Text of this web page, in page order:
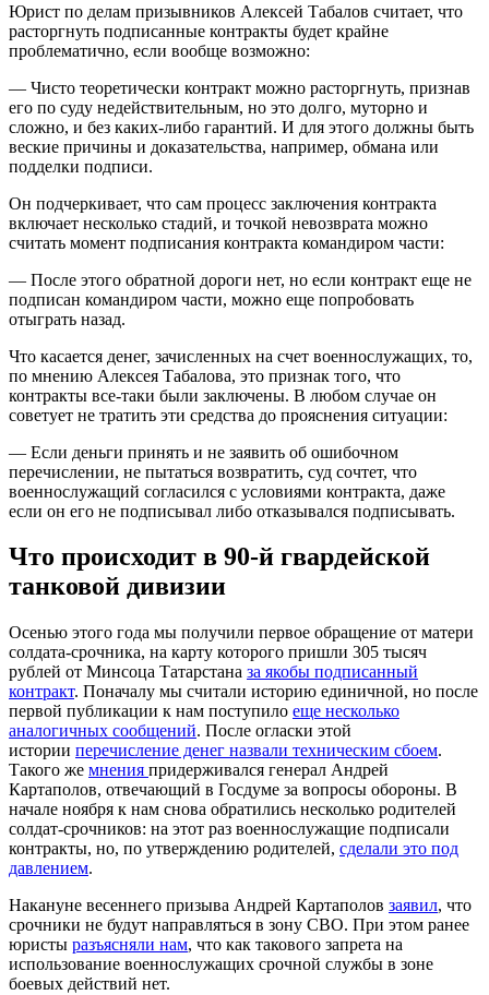
Юрист по делам призывников Алексей Табалов считает, что
расторгнуть подписанные контракты будет крайне
проблематично, если вообще возможно:
— Чисто теоретически контракт можно расторгнуть, признав
его по суду недействительным, но это долго, муторно и
сложно, и без каких-либо гарантий. И для этого должны быть
веские причины и доказательства, например, обмана или
подделки подписи.
Он подчеркивает, что сам процесс заключения контракта
включает несколько стадий, и точкой невозврата можно
считать момент подписания контракта командиром части:
— После этого обратной дороги нет, но если контракт еще не
подписан командиром части, можно еще попробовать
отыграть назад.
Что касается денег, зачисленных на счет военнослужащих, то,
по мнению Алексея Табалова, это признак того, что
контракты все-таки были заключены. В любом случае он
советует не тратить эти средства до прояснения ситуации:
— Если деньги принять и не заявить об ошибочном
перечислении, не пытаться возвратить, суд сочтет, что
военнослужащий согласился с условиями контракта, даже
если он его не подписывал либо отказывался подписывать.
Что происходит в 90-й гвардейской
танковой дивизии
Осенью этого года мы получили первое обращение от матери
солдата-срочника, на карту которого пришли 305 тысяч
рублей от Минсоца Татарстана за якобы подписанный
контракт. Поначалу мы считали историю единичной, но после
первой публикации к нам поступило еще несколько
аналогичных сообщений. После огласки этой
истории перечисление денег назвали техническим сбоем.
Такого же мнения придерживался генерал Андрей
Картаполов, отвечающий в Госдуме за вопросы обороны. В
начале ноября к нам снова обратились несколько родителей
солдат-срочников: на этот раз военнослужащие подписали
контракты, но, по утверждению родителей, сделали это под
давлением.
Накануне весеннего призыва Андрей Картаполов заявил, что
срочники не будут направляться в зону СВО. При этом ранее
юристы разъясняли нам, что как такового запрета на
использование военнослужащих срочной службы в зоне
боевых действий нет.